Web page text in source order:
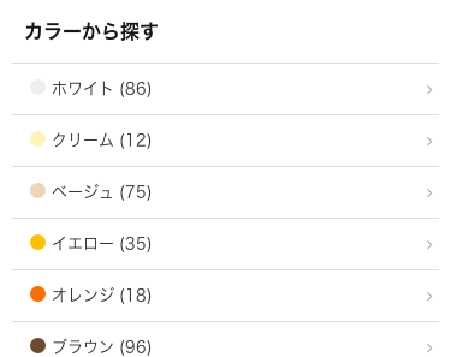
カラーから探す
ホワイト (86)
クリーム (12)
ベージュ (75)
イエロー (35)
オレンジ (18)
ブラウン (96)